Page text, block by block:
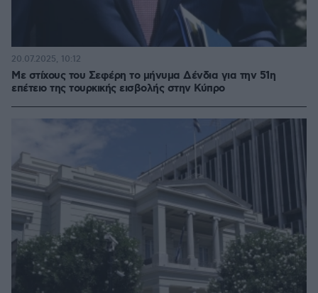
Με στίχους του Σεφέρη το μήνυμα Δένδια για την 51η
επέτειο της τουρκικής εισβολής στην Κύπρο
20.07.2025, 10:12